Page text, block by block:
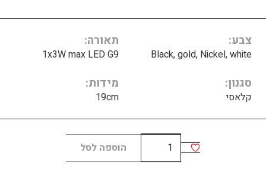
צבע
Black, gold, Nickel, white
תאורה
1x3W max LED G9
סגנון
קלאסי
מידות
19cm
כמות
של
הוספה לסל